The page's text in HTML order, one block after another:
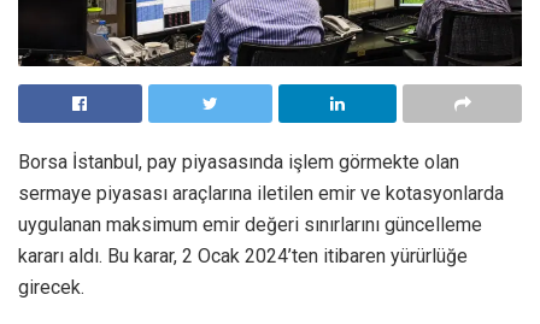
Borsa İstanbul, pay piyasasında işlem görmekte olan
sermaye piyasası araçlarına iletilen emir ve kotasyonlarda
uygulanan maksimum emir değeri sınırlarını güncelleme
kararı aldı. Bu karar, 2 Ocak 2024’ten itibaren yürürlüğe
girecek.